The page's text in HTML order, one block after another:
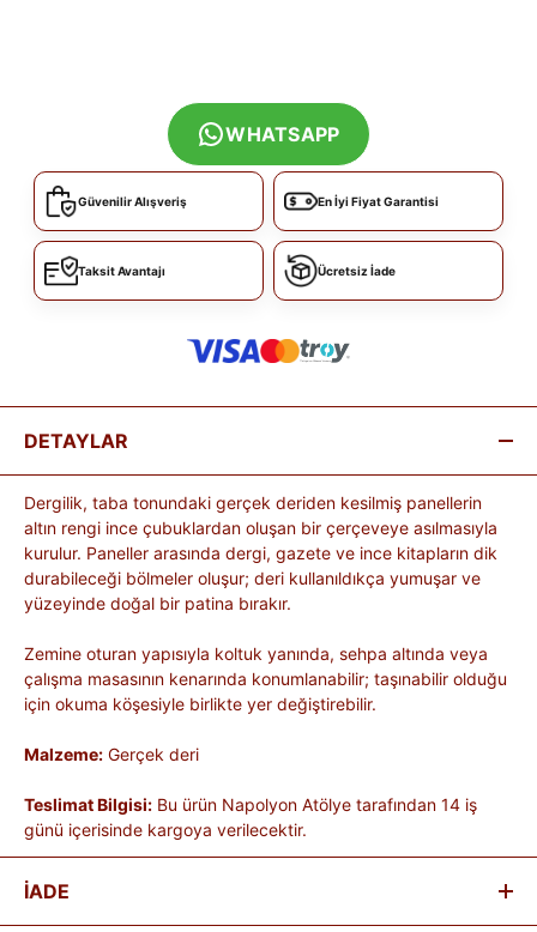
WHATSAPP
Güvenilir Alışveriş En İyi Fiyat Garantisi
Taksit Avantajı Ücretsiz İade
DETAYLAR
Dergilik, taba tonundaki gerçek deriden kesilmiş panellerin
altın rengi ince çubuklardan oluşan bir çerçeveye asılmasıyla
kurulur. Paneller arasında dergi, gazete ve ince kitapların dik
durabileceği bölmeler oluşur; deri kullanıldıkça yumuşar ve
yüzeyinde doğal bir patina bırakır.
Zemine oturan yapısıyla koltuk yanında, sehpa altında veya
çalışma masasının kenarında konumlanabilir; taşınabilir olduğu
için okuma köşesiyle birlikte yer değiştirebilir.
Malzeme: Gerçek deri
Teslimat Bilgisi: Bu ürün Napolyon Atölye tarafından 14 iş
günü içerisinde kargoya verilecektir.
İADE